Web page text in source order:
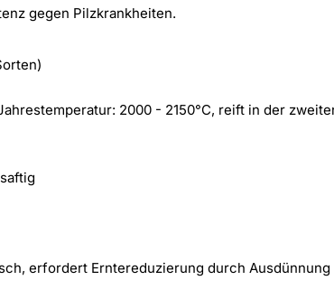
gegen Pilzkrankheiten.
2000 - 2150°C, reift in der
erfordert Erntereduzierung durch Ausdünnung